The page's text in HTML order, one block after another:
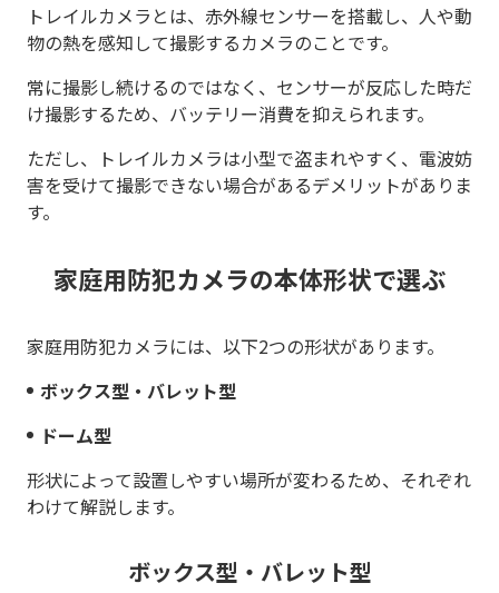
トレイルカメラとは、赤外線センサーを搭載し、人や動
物の熱を感知して撮影するカメラのことです。
常に撮影し続けるのではなく、センサーが反応した時だ
け撮影するため、バッテリー消費を抑えられます。
ただし、トレイルカメラは小型で盗まれやすく、電波妨
害を受けて撮影できない場合があるデメリットがありま
す。
家庭用防犯カメラの本体形状で選ぶ
家庭用防犯カメラには、以下2つの形状があります。
ボックス型・バレット型
ドーム型
形状によって設置しやすい場所が変わるため、それぞれ
わけて解説します。
ボックス型・バレット型